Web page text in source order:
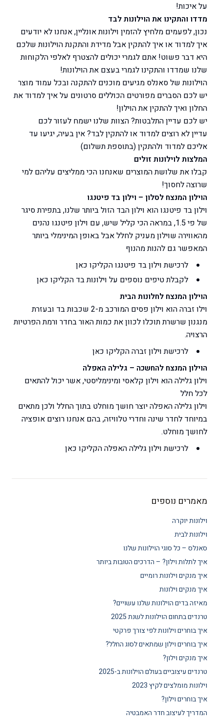
על איכות!
מדדו והתקינו את הוילונות לבד
נכון, לפעמים מלחיץ להזמין וילונות אונליין, אנחנו לא יודעים
איך למדוד או איך להתקין אבל מדידת והתקנת הוילונות שלכם
היא דבר פשוט! אתם לגמרי יכולים להצטרף לאלפי הלקוחות
שלנו שמדדו והתקינו לגמרי בעצם את הוילונות!
הוילונות של סאנלס מגיעים מוכנים להתקנה ובכל עמוד מוצר
יש לכם הסברים מפורטים הכוללים סרטונים על איך למדוד את
החלון ואיך להתקין את הוילון!
יש לכם עדיין התלבטות? הצוות שלנו ישמח לעזור לכם
עדיין לא רוצים למדוד או להתקין לבד? אין בעיה, יגיעו עד
אליכם למדוד ולהתקין (בתוספת תשלום)
המלצות לוילונות זולים
קבלו את שלושת המוצרים שאנחנו הכי ממליצים עליהם למי
שרוצה לחסוך!
הוילון המנצח לסלון – וילון בד פיטנגו
וילון בד פיטנגו הוא וילון הבד הזול ביותר שלנו, בתפירת סיגר
של פי 1.5, במראה הכי קליל שיש, עם וילון פיטנגו נהנים
מהאווירה שוילון מעניק לחלל אבל באופן המינימלי ביותר
המאפשר גם להנות מהנוף
לרכישת וילון בד פיטנגוהקליקו כאן
לקבלת טיפים נוספים על וילונות בד הקליקו כאן
הוילון המנצח לחלונות הבית
וילו זברה הוא וילון פסים המורכב מ-2 שכבות בד ובעזרת
מנגנון שרשרת תוכלו לכוון את כמות האור בחדר ורמת הפרטיות
הרצויה.
לרכישת וילון זברההקליקו כאן
הוילון המנצח להחשכה – גלילה האפלה
וילון גלילה הוא וילון קלאסי ומינימליסטי, אשר יכול להתאים
לכל חלל
וילון גלילה האפלה יוצר חושך מוחלט בתוך החלל ולכן מתאים
במיוחד לחדר שינה וחדרי טלוויזה, בהם אנחנו רוצים אופציה
לחושך מוחלט.
לרכישת וילון גלילה האפלההקליקו כאן
מאמרים נוספים
וילונות יוקרה
וילונות לבית
סאנלס – כל סוגי הוילונות שלנו
איך לתלות וילון? – הדרכים הטובות ביותר
איך מנקים וילונות רומיים
איך מנקים וילונות
מאיזה בדים הוילונות שלנו עשויים?
טרנדים בתחום הוילונות לשנת 2025
איך בוחרים וילונות לפי צורך פרקטי
איך בוחרים וילון שמתאים לסוג החלל?
איך מנקים וילון?
טרנדים עיצוביים בעולם הוילונות ב-2025
וילונות מומלצים לקיץ 2023
איך בוחרים וילון?
המדריך לעיצוב חדר האמבטיה